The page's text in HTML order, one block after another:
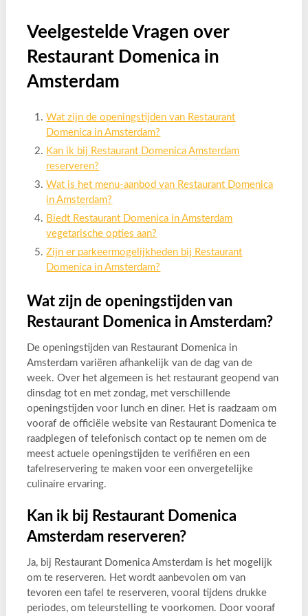
Veelgestelde Vragen over
Restaurant Domenica in
Amsterdam
Wat zijn de openingstijden van Restaurant
Domenica in Amsterdam?
Kan ik bij Restaurant Domenica Amsterdam
reserveren?
Wat is het menu-aanbod van Restaurant Domenica
in Amsterdam?
Biedt Restaurant Domenica in Amsterdam
vegetarische opties aan?
Zijn er parkeermogelijkheden bij Restaurant
Domenica in Amsterdam?
Wat zijn de openingstijden van
Restaurant Domenica in Amsterdam?
De openingstijden van Restaurant Domenica in
Amsterdam variëren afhankelijk van de dag van de
week. Over het algemeen is het restaurant geopend van
dinsdag tot en met zondag, met verschillende
openingstijden voor lunch en diner. Het is raadzaam om
vooraf de officiële website van Restaurant Domenica te
raadplegen of telefonisch contact op te nemen om de
meest actuele openingstijden te verifiëren en een
tafelreservering te maken voor een onvergetelijke
culinaire ervaring.
Kan ik bij Restaurant Domenica
Amsterdam reserveren?
Ja, bij Restaurant Domenica Amsterdam is het mogelijk
om te reserveren. Het wordt aanbevolen om van
tevoren een tafel te reserveren, vooral tijdens drukke
periodes, om teleurstelling te voorkomen. Door vooraf